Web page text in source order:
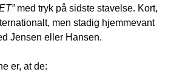
med tryk på sidste stavelse. Kort,
men stadig hjemmevant
Jensen eller Hansen.
er, at de: